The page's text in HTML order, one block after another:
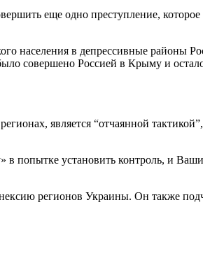
еще одно преступление,
населения в депрессивные районы
совершено Россией в Крыму и
является “отчаянной
попытке установить контроль, и
регионов Украины. Он также